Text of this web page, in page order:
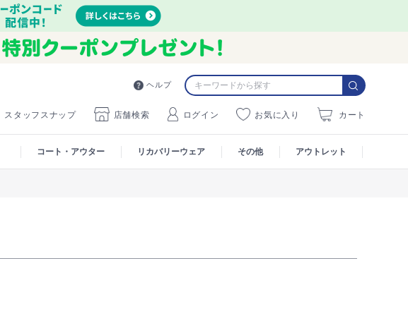
ヘルプ
スタッフスナップ 店舗検索 ログイン お気に入り カート
コート・アウター リカバリーウェア その他 アウトレット